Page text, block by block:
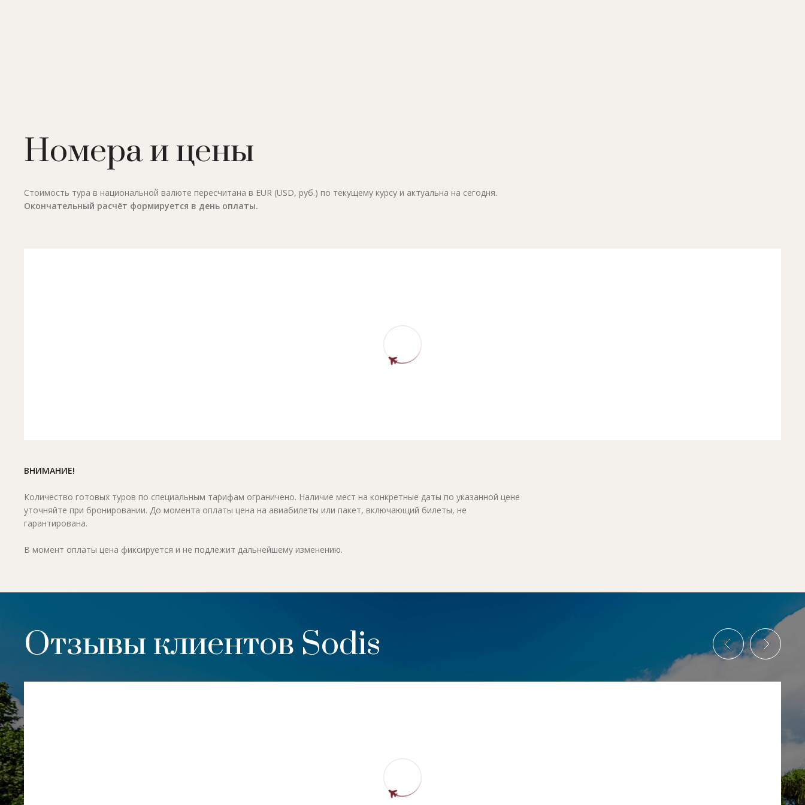
Номера и цены
Стоимость тура в национальной валюте пересчитана в EUR (USD, руб.) по текущему курсу и актуальна на сегодня.
Окончательный расчёт формируется в день оплаты.
ВНИМАНИЕ!
Количество готовых туров по специальным тарифам ограничено. Наличие мест на конкретные даты по указанной цене
уточняйте при бронировании. До момента оплаты цена на авиабилеты или пакет, включающий билеты, не
гарантирована.
В момент оплаты цена фиксируется и не подлежит дальнейшему изменению.
Отзывы клиентов Sodis